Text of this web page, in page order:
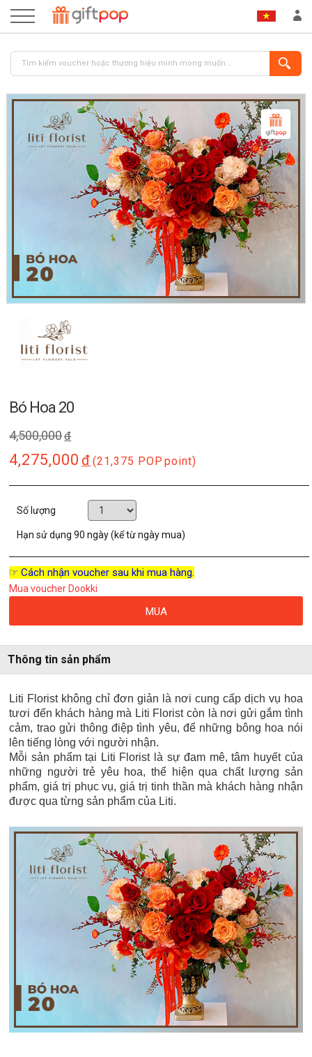
ĐĂNG NHẬP ĐĂNG KÝ
Bó Hoa 20
4,500,000đ
4,275,000 đ (21,375 POP point)
Số lượng
Hạn sử dụng90 ngày (kể từ ngày mua)
☞ Cách nhận voucher sau khi mua hàng.
Mua voucher Dookki
MUA
Thông tin sản phẩm
Liti Florist không chỉ đơn giản là nơi cung cấp dịch vụ hoa
tươi đến khách hàng mà Liti Florist còn là nơi gửi gắm tình
cảm, trao gửi thông điệp tình yêu, để những bông hoa nói
lên tiếng lòng với người nhận.
Mỗi sản phẩm tại Liti Florist là sự đam mê, tâm huyết của
những người trẻ yêu hoa, thể hiện qua chất lượng sản
phẩm, giá trị phục vụ, giá trị tinh thần mà khách hàng nhận
được qua từng sản phẩm của Liti.